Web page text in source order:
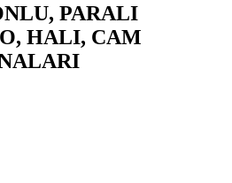
PARALI
HALI, CAM